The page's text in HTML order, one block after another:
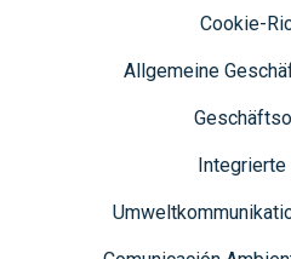
Cookie-
Allgemeine